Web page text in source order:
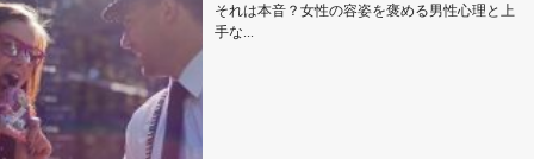
それは本音？女性の容姿を褒める男性心理と上
手な...